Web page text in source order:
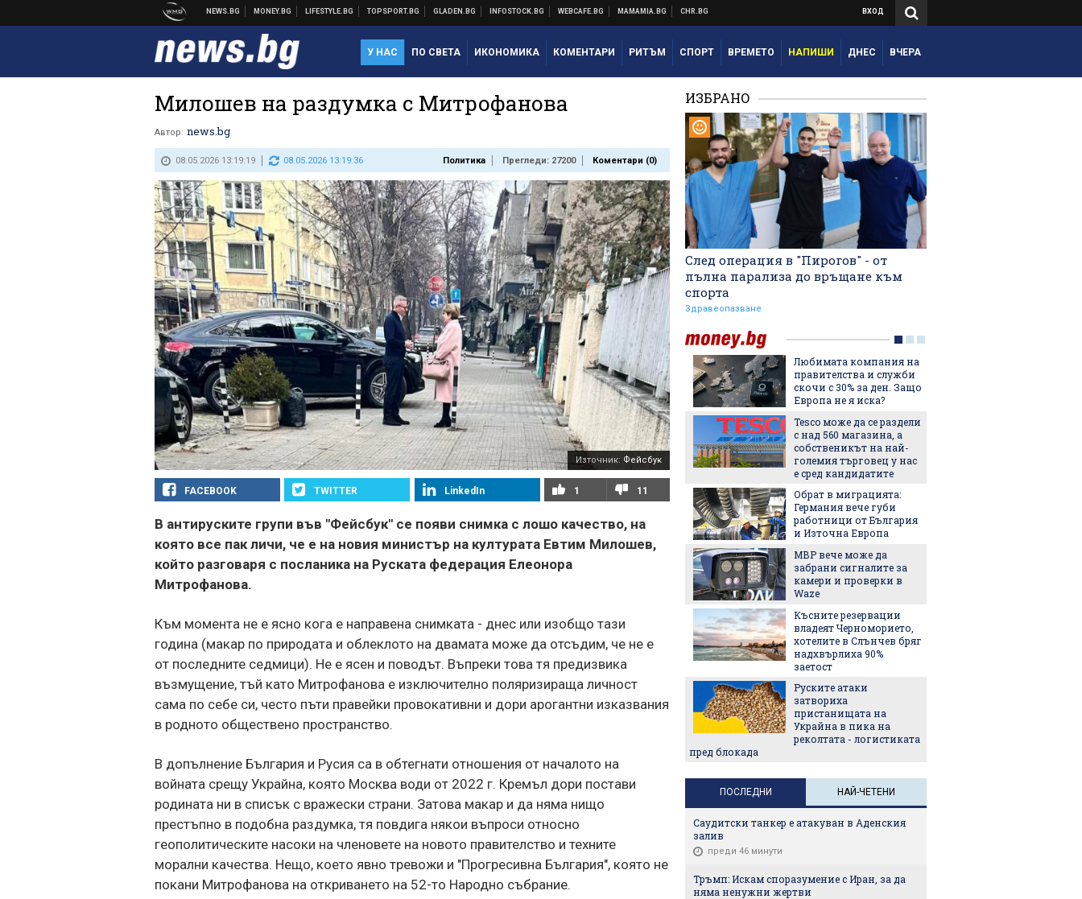
ВХОД
У НАС ПО СВЕТА ИКОНОМИКА КОМЕНТАРИ РИТЪМ СПОРТ ВРЕМЕТО НАПИШИ ДНЕС ВЧЕРА
Милошев на раздумка с Митрофанова
Автор: news.bg
08.05.2026 13:19:19 08.05.2026 13:19:36 Политика Прегледи: 27200 Коментари (0)
Източник: Фейсбук
FACEBOOK TWITTER LinkedIn 1 11
В антируските групи във "Фейсбук" се появи снимка с лошо качество, на
която все пак личи, че е на новия министър на културата Евтим Милошев,
който разговаря с посланика на Руската федерация Елеонора
Митрофанова.
Към момента не е ясно кога е направена снимката - днес или изобщо тази
година (макар по природата и облеклото на двамата може да отсъдим, че не е
от последните седмици). Не е ясен и поводът. Въпреки това тя предизвика
възмущение, тъй като Митрофанова е изключително поляризираща личност
сама по себе си, често пъти правейки провокативни и дори арогантни изказвания
в родното обществено пространство.
В допълнение България и Русия са в обтегнати отношения от началото на
войната срещу Украйна, която Москва води от 2022 г. Кремъл дори постави
родината ни в списък с вражески страни. Затова макар и да няма нищо
престъпно в подобна раздумка, тя повдига някои въпроси относно
геополитическите насоки на членовете на новото правителство и техните
морални качества. Нещо, което явно тревожи и "Прогресивна България", която не
покани Митрофанова на откриването на 52-то Народно събрание.
ИЗБРАНО
След операция в "Пирогов" - от
пълна парализа до връщане към
спорта
Здравеопазване
Стотици посрещнаха
Мохамед Салах в Турция
Неймар избухна с нов
скандал след мач в
Бразилия
Вицепрезидентът на
УЕФА: Имаме нужда от
Инфантино
Акрам Бурас може да
терените
наясно със състава за
мача с Макаби
Левски - Кайрат може да
евромач на "Герена" в
този му вид
Любимата компания на
правителства и служби
скочи с 30% за ден. Защо
Европа не я иска?
Tesco може да се раздели
с над 560 магазина, а
собственикът на най-
големия търговец у нас
е сред кандидатите
Обрат в миграцията:
Германия вече губи
работници от България
и Източна Европа
МВР вече може да
забрани сигналите за
камери и проверки в
Waze
Късните резервации
владеят Черноморието,
хотелите в Слънчев бряг
надхвърлиха 90%
заетост
Руските атаки
затвориха
пристанищата на
Украйна в пика на
реколтата - логистиката
пред блокада
ПОСЛЕДНИ НАЙ-ЧЕТЕНИ
Саудитски танкер е атакуван в Аденския
залив
преди 46 минути
Тръмп: Искам споразумение с Иран, за да
няма ненужни жертви